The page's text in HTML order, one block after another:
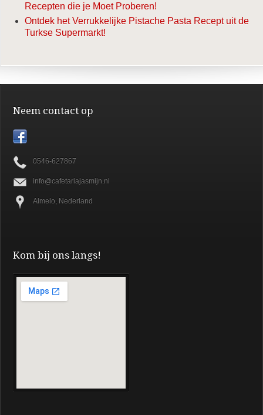
Recepten die je Moet Proberen!
Ontdek het Verrukkelijke Pistache Pasta Recept uit de
Turkse Supermarkt!
Neem contact op
0546-627867
info@cafetariajasmijn.nl
Almelo, Nederland
Kom bij ons langs!